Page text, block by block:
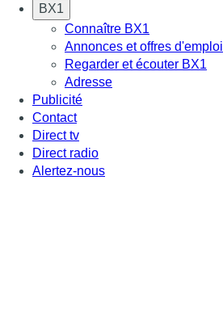
BX1
Connaître BX1
Annonces et offres d'emploi
Regarder et écouter BX1
Adresse
Publicité
Contact
Direct tv
Direct radio
Alertez-nous